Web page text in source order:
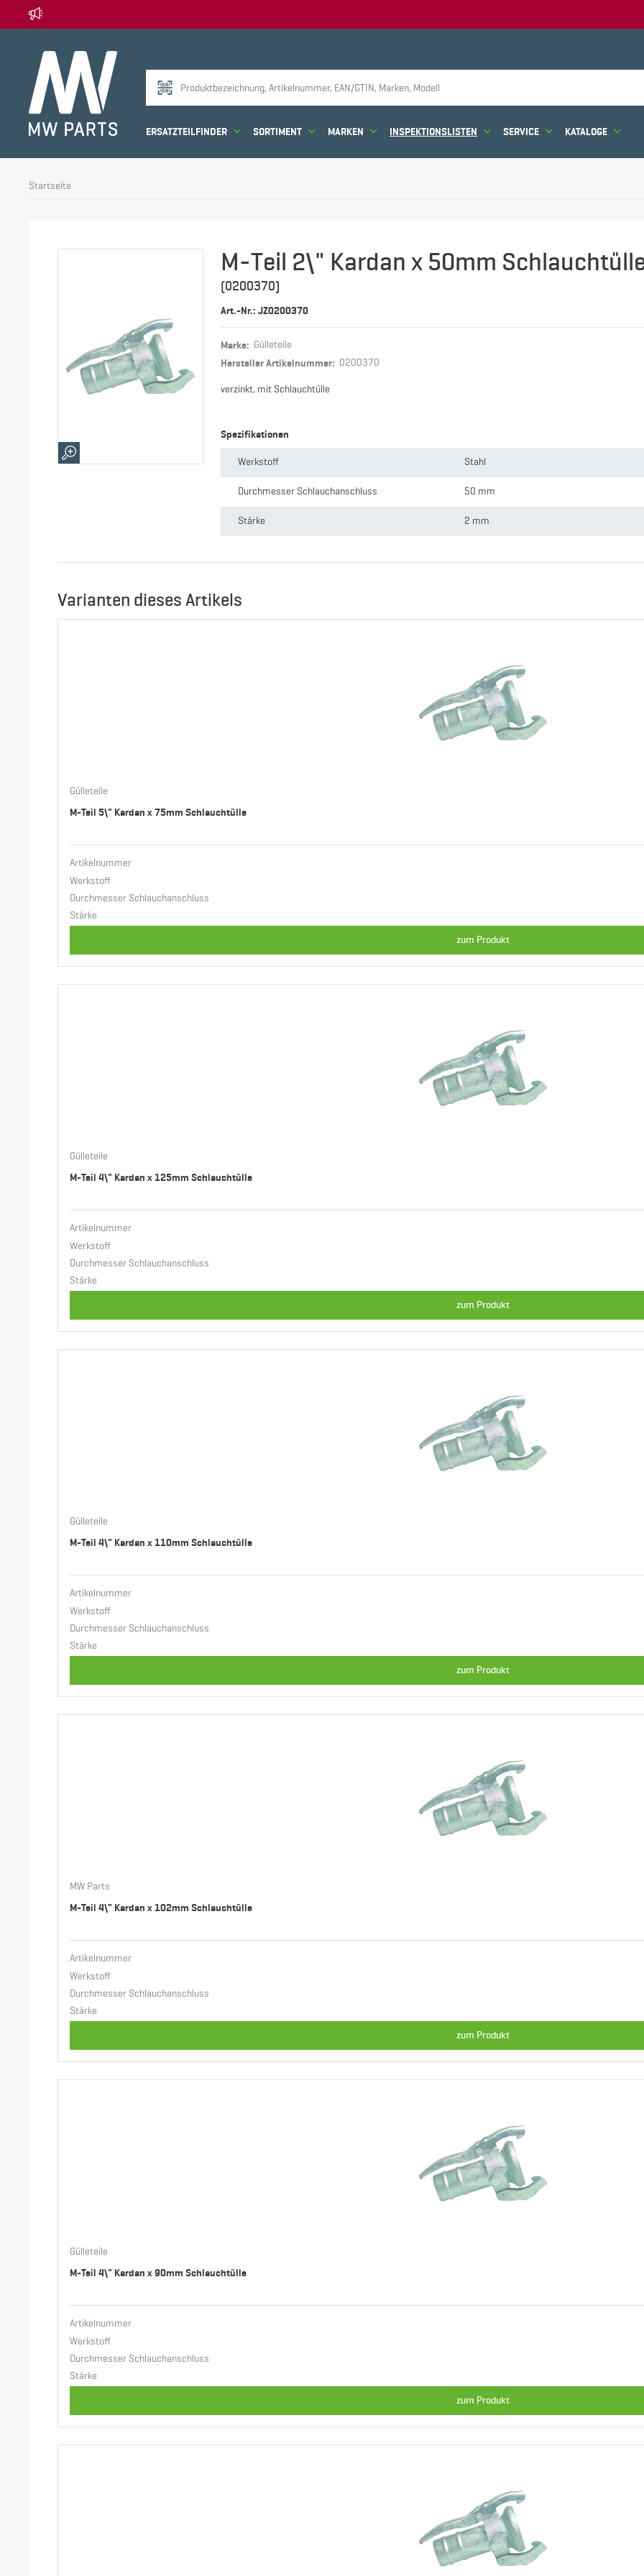
ERSATZTEILFINDER SORTIMENT MARKEN INSPEKTIONSLISTEN SERVICE KATALOGE
Startseite
M-Teil 2\" Kardan x 50mm
(0200370)
Art.-Nr.: JZ0200370
Marke: Gülleteile
Hersteller Artikelnummer: 0200370
verzinkt, mit Schlauchtülle
Spezifikationen
Werkstoff Stahl
Durchmesser Schlauchanschluss 50 mm
Stärke 2 mm
Varianten dieses Artikels
Gülleteile
M-Teil 5\" Kardan x 75mm Schlauchtülle
Artikelnummer
Werkstoff
Durchmesser Schlauchanschluss
Stärke
zum Produkt
Gülleteile
M-Teil 4\" Kardan x 125mm Schlauchtülle
Artikelnummer
Werkstoff
Durchmesser Schlauchanschluss
Stärke
zum Produkt
Gülleteile
M-Teil 4\" Kardan x 110mm Schlauchtülle
Artikelnummer
Werkstoff
Durchmesser Schlauchanschluss
Stärke
zum Produkt
MW Parts
M-Teil 4\" Kardan x 102mm Schlauchtülle
Artikelnummer
Werkstoff
Durchmesser Schlauchanschluss
Stärke
zum Produkt
Gülleteile
M-Teil 4\" Kardan x 90mm Schlauchtülle
Artikelnummer
Werkstoff
Durchmesser Schlauchanschluss
Stärke
zum Produkt